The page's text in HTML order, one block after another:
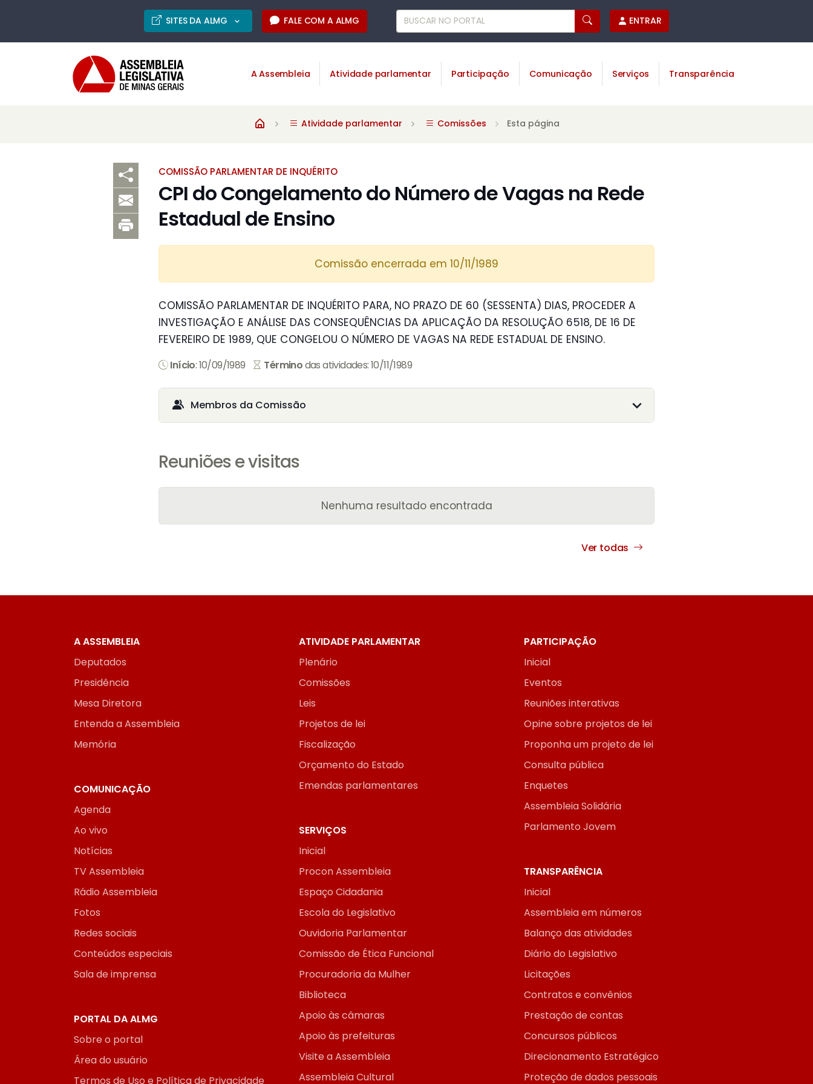
SITES DA ALMG FALE COM A ALMG ENTRAR
A Assembleia Atividade parlamentar Participação Comunicação Serviços Transparência
Atividade parlamentar Comissões Esta página
COMISSÃO PARLAMENTAR DE INQUÉRITO
CPI do Congelamento do Número de Vagas na Rede
Estadual de Ensino
Comissão encerrada em 10/11/1989
COMISSÃO PARLAMENTAR DE INQUÉRITO PARA, NO PRAZO DE 60 (SESSENTA) DIAS, PROCEDER A
INVESTIGAÇÃO E ANÁLISE DAS CONSEQUÊNCIAS DA APLICAÇÃO DA RESOLUÇÃO 6518, DE 16 DE
FEVEREIRO DE 1989, QUE CONGELOU O NÚMERO DE VAGAS NA REDE ESTADUAL DE ENSINO.
Início: 10/09/1989 Términodas atividades: 10/11/1989
Membros da Comissão
Reuniões e visitas
Nenhuma resultado encontrada
Ver todas
A ASSEMBLEIA
Deputados
Presidência
Mesa Diretora
Entenda a Assembleia
Memória
ATIVIDADE PARLAMENTAR
Plenário
Comissões
Leis
Projetos de lei
Fiscalização
Orçamento do Estado
Emendas parlamentares
PARTICIPAÇÃO
Inicial
Eventos
Reuniões interativas
Opine sobre projetos de lei
Proponha um projeto de lei
Consulta pública
Enquetes
Assembleia Solidária
Parlamento Jovem
COMUNICAÇÃO
Agenda
Ao vivo
Notícias
TV Assembleia
Rádio Assembleia
Fotos
Redes sociais
Conteúdos especiais
Sala de imprensa
SERVIÇOS
Inicial
Procon Assembleia
Espaço Cidadania
Escola do Legislativo
Ouvidoria Parlamentar
Comissão de Ética Funcional
Procuradoria da Mulher
Biblioteca
Apoio às câmaras
Apoio às prefeituras
Visite a Assembleia
Assembleia Cultural
TRANSPARÊNCIA
Inicial
Assembleia em números
Balanço das atividades
Diário do Legislativo
Licitações
Contratos e convênios
Prestação de contas
Concursos públicos
Direcionamento Estratégico
Proteção de dados pessoais
PORTAL DA ALMG
Sobre o portal
Área do usuário
Termos de Uso e Política de Privacidade